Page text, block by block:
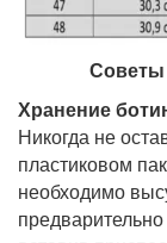
Советы
Хранение
Никогда не
пластиковом
необходимо